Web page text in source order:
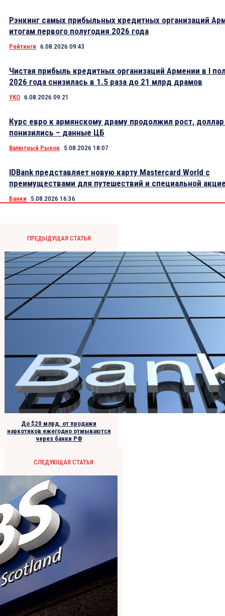
Рэнкинг самых прибыльных кредитных организаций
итогам первого полугодия 2026 года
Рейтинги 6.08.2026 09:43
Чистая прибыль кредитных организаций Армении в I
2026 года снизилась в 1.5 раза до 21 млрд драмов
УКО 6.08.2026 09:21
Курс евро к армянскому драму продолжил рост,
понизились – данные ЦБ
Валютный Рынок 5.08.2026 18:07
IDBank представляет новую карту Mastercard World с
преимуществами для путешествий и специальной
Банки 5.08.2026 16:36
ПРЕДЫДУЩАЯ СТАТЬЯ
До $20 млрд. от продажи
наркотиков ежегодно отмываются
через банки РФ
СЛЕДУЮЩАЯ СТАТЬЯ